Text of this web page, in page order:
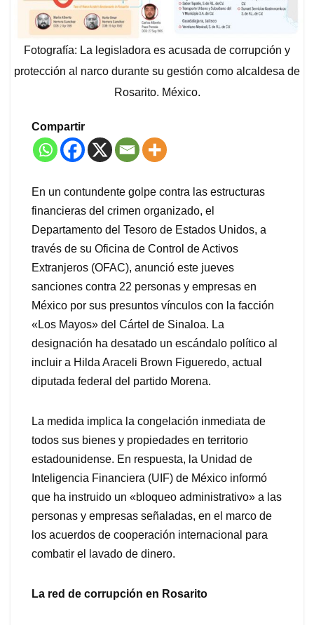
Fotografía: La legisladora es acusada de corrupción y
protección al narco durante su gestión como alcaldesa de
Rosarito. México.
Compartir
En un contundente golpe contra las estructuras
financieras del crimen organizado, el
Departamento del Tesoro de Estados Unidos, a
través de su Oficina de Control de Activos
Extranjeros (OFAC), anunció este jueves
sanciones contra 22 personas y empresas en
México por sus presuntos vínculos con la facción
«Los Mayos» del Cártel de Sinaloa. La
designación ha desatado un escándalo político al
incluir a Hilda Araceli Brown Figueredo, actual
diputada federal del partido Morena.
La medida implica la congelación inmediata de
todos sus bienes y propiedades en territorio
estadounidense. En respuesta, la Unidad de
Inteligencia Financiera (UIF) de México informó
que ha instruido un «bloqueo administrativo» a las
personas y empresas señaladas, en el marco de
los acuerdos de cooperación internacional para
combatir el lavado de dinero.
La red de corrupción en Rosarito